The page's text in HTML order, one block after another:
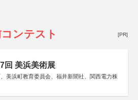
ンテスト [PR]
回 美浜美術展
美浜町教育委員会、福井新聞社、関西電力株